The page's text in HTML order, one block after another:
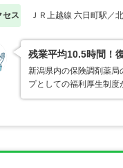
セス ＪＲ上越線 六日町駅／
残業平均10.5時間！
新潟県内の保険調剤薬局
プとしての福利厚生制